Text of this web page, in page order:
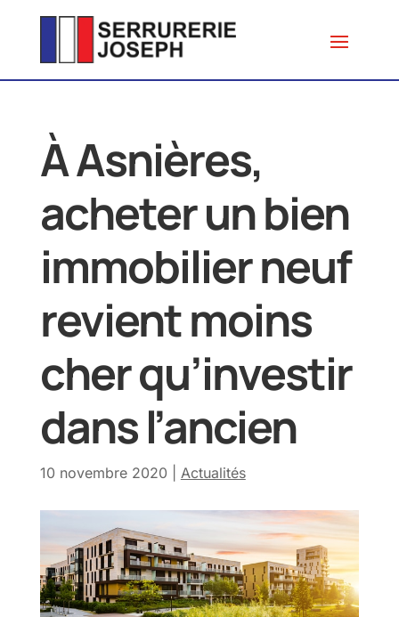
À Asnières,
acheter un bien
immobilier neuf
revient moins
cher qu’investir
dans l’ancien
10 novembre 2020 Actualités